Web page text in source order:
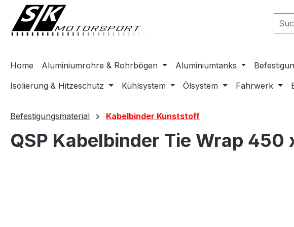
Zur Hauptnavigation springen
Home Aluminiumrohre & Rohrbögen Aluminiumtanks
Isolierung & Hitzeschutz
Kühlsystem Ölsystem Fahrwerk
Befestigungsmaterial Kabelbinder Kunststoff
QSP Kabelbinder Tie Wrap